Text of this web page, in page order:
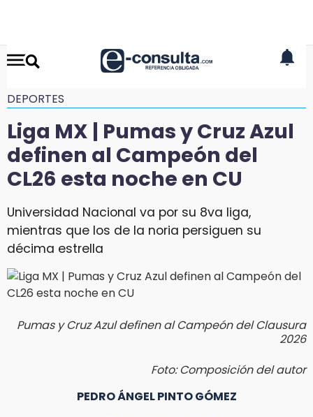
DEPORTES
Liga MX | Pumas y Cruz Azul
definen al Campeón del
CL26 esta noche en CU
Universidad Nacional va por su 8va liga,
mientras que los de la noria persiguen su
décima estrella
Pumas y Cruz Azul definen al Campeón del Clausura
2026
Foto: Composición del autor
PEDRO ÁNGEL PINTO GÓMEZ